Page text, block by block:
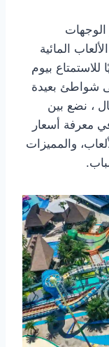
المائية
للاستمتاع بيوم
شواطئ بعيدة
، نضع بين
معرفة أسعار
والمميزات